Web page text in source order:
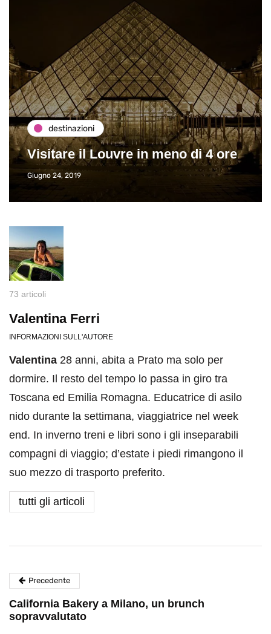
destinazioni
Visitare il Louvre in meno di 4 ore
Giugno 24, 2019
73 articoli
Valentina Ferri
INFORMAZIONI SULL'AUTORE
Valentina 28 anni, abita a Prato ma solo per
dormire. Il resto del tempo lo passa in giro tra
Toscana ed Emilia Romagna. Educatrice di asilo
nido durante la settimana, viaggiatrice nel week
end. In inverno treni e libri sono i gli inseparabili
compagni di viaggio; d’estate i piedi rimangono il
suo mezzo di trasporto preferito.
tutti gli articoli
Precedente
California Bakery a Milano, un brunch
sopravvalutato